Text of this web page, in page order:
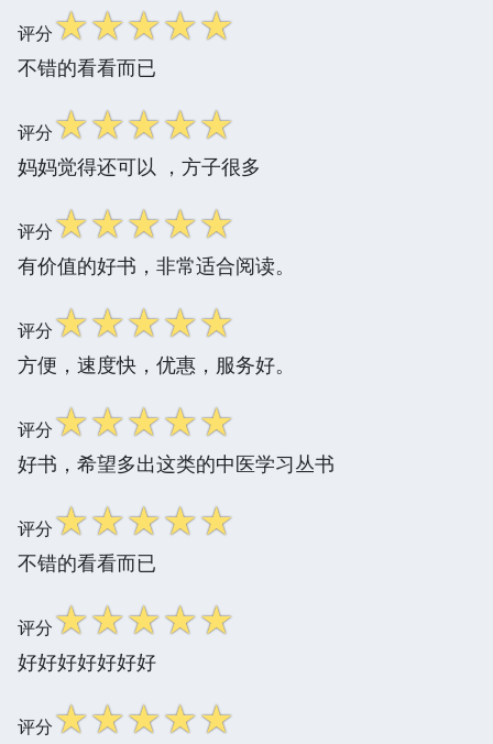
评分☆☆☆☆☆
不错的看看而已
评分☆☆☆☆☆
妈妈觉得还可以 ，方子很多
评分☆☆☆☆☆
有价值的好书，非常适合阅读。
评分☆☆☆☆☆
方便，速度快，优惠，服务好。
评分☆☆☆☆☆
好书，希望多出这类的中医学习丛书
评分☆☆☆☆☆
不错的看看而已
评分☆☆☆☆☆
好好好好好好好
评分☆☆☆☆☆